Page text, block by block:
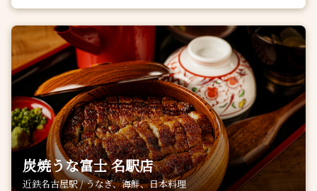
炭焼うな富士 名駅店
近鉄名古屋駅 / うなぎ、海鮮、日本料理